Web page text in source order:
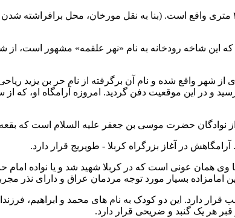
که این شاخه رودخانه به نام «نهر علقمه» مشهور است، از
حر بن یزید
و در این موقعیت دفن گردید. امروزه آرامگاه او،
نوادگان حضرت موسى بن جعفر علیه السلام است که بقعه
در آغاز بزرگراه کربلا - طویریج قرار دارد.
وى همان عونى است که در کربلا شهید شد و یا نواده امام
عراق و داراى نذر
قرار دارد. این دو کودک به نام هاى محمد و ابراهیم،
هر یک گنبد و ضریحى قرار دارد.